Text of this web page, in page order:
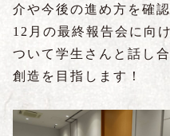
介や今後の進め方を確認
12月の最終報告会に向
ついて学生さんと話し
創造を目指します！